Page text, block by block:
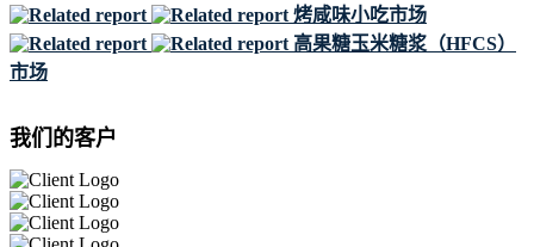
烤咸味小吃市场
高果糖玉米糖浆（HFCS）
市场
我们的客户